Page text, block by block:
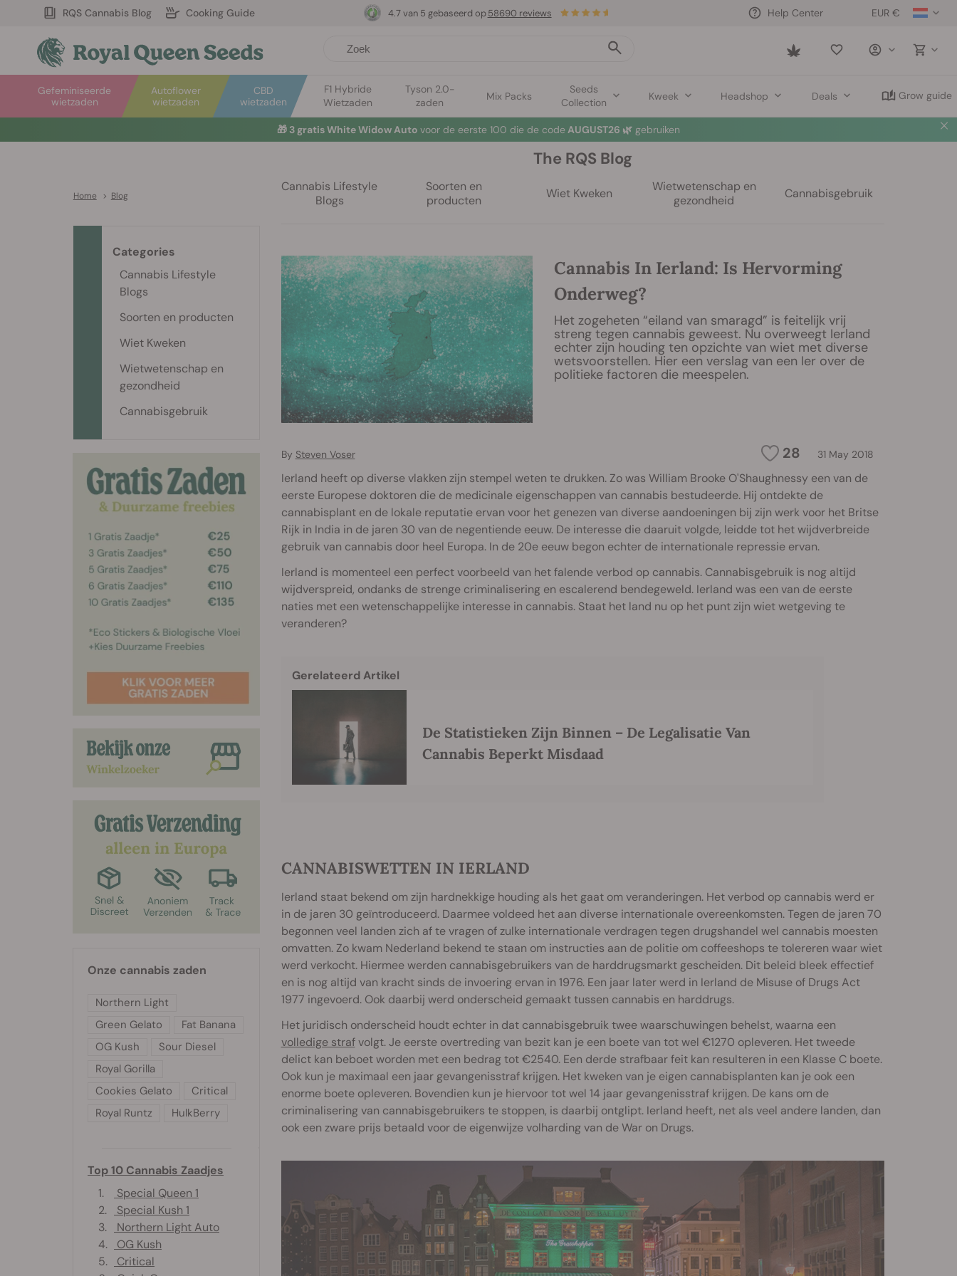
RQS Cannabis Blog Cooking Guide EUR €
Help Center
Saved
Autoflower
wietzaden
Gefeminiseerde
wietzaden
CBD
wietzaden
F1 Hybride
Wietzaden
Tyson 2.0-
zaden
Mix Packs
Seeds
Collection
Kweek Headshop Deals Grow guide
4.7 van 5 gebaseerd op 58690 reviews
🎁 3 gratis White Widow Auto voor de eerste 100 die de code AUGUST26 🌿 gebruiken
Home > Blog
The RQS Blog
Cannabis Lifestyle
Blogs
Soorten en
producten
Wiet Kweken
Wietwetenschap en
gezondheid
Cannabisgebruik
Cannabis In Ierland: Is Hervorming
Onderweg?
Het zogeheten “eiland van smaragd” is feitelijk vrij
streng tegen cannabis geweest. Nu overweegt Ierland
echter zijn houding ten opzichte van wiet met diverse
wetsvoorstellen. Hier een verslag van een Ier over de
politieke factoren die meespelen.
28 31 May 2018
By Steven Voser
Ierland heeft op diverse vlakken zijn stempel weten te drukken. Zo was William Brooke O'Shaughnessy een van de
eerste Europese doktoren die de medicinale eigenschappen van cannabis bestudeerde. Hij ontdekte de
cannabisplant en de lokale reputatie ervan voor het genezen van diverse aandoeningen bij zijn werk voor het Britse
Rijk in India in de jaren 30 van de negentiende eeuw. De interesse die daaruit volgde, leidde tot het wijdverbreide
gebruik van cannabis door heel Europa. In de 20e eeuw begon echter de internationale repressie ervan.
Ierland is momenteel een perfect voorbeeld van het falende verbod op cannabis. Cannabisgebruik is nog altijd
wijdverspreid, ondanks de strenge criminalisering en escalerend bendegeweld. Ierland was een van de eerste
naties met een wetenschappelijke interesse in cannabis. Staat het land nu op het punt zijn wiet wetgeving te
veranderen?
Gerelateerd Artikel
De Statistieken Zijn Binnen – De Legalisatie Van
Cannabis Beperkt Misdaad
CANNABISWETTEN IN IERLAND
Ierland staat bekend om zijn hardnekkige houding als het gaat om veranderingen. Het verbod op cannabis werd er
in de jaren 30 geïntroduceerd. Daarmee voldeed het aan diverse internationale overeenkomsten. Tegen de jaren 70
begonnen veel landen zich af te vragen of zulke internationale verdragen tegen drugshandel wel cannabis moesten
omvatten. Zo kwam Nederland bekend te staan om instructies aan de politie om coffeeshops te tolereren waar wiet
werd verkocht. Hiermee werden cannabisgebruikers van de harddrugsmarkt gescheiden. Dit beleid bleek effectief
en is nog altijd van kracht sinds de invoering ervan in 1976. Een jaar later werd in Ierland de Misuse of Drugs Act
1977 ingevoerd. Ook daarbij werd onderscheid gemaakt tussen cannabis en harddrugs.
Het juridisch onderscheid houdt echter in dat cannabisgebruik twee waarschuwingen behelst, waarna een
volledige strafvolgt. Je eerste overtreding van bezit kan je een boete van tot wel €1270 opleveren. Het tweede
delict kan beboet worden met een bedrag tot €2540. Een derde strafbaar feit kan resulteren in een Klasse C boete.
Ook kun je maximaal een jaar gevangenisstraf krijgen. Het kweken van je eigen cannabisplanten kan je ook een
enorme boete opleveren. Bovendien kun je hiervoor tot wel 14 jaar gevangenisstraf krijgen. De kans om de
criminalisering van cannabisgebruikers te stoppen, is daarbij ontglipt. Ierland heeft, net als veel andere landen, dan
ook een zware prijs betaald voor de eigenwijze volharding van de War on Drugs.
Categories
Cannabis Lifestyle
Blogs
Soorten en producten
Wiet Kweken
Wietwetenschap en
gezondheid
Cannabisgebruik
Onze cannabis zaden
Northern Light
Green Gelato
Fat Banana
OG Kush
Sour Diesel
Royal Gorilla
Cookies Gelato
Critical
Royal Runtz
HulkBerry
Top 10 Cannabis Zaadjes
1.
Special Queen 1
2.
Special Kush 1
3.
Northern Light Auto
4.
OG Kush
5.
Critical